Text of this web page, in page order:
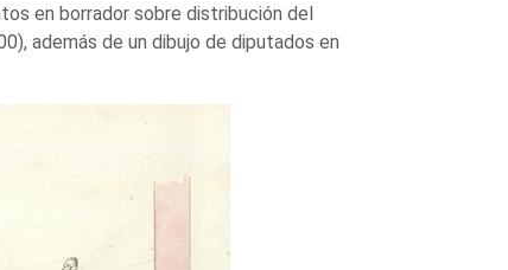
en borrador sobre distribución del
además de un dibujo de diputados en